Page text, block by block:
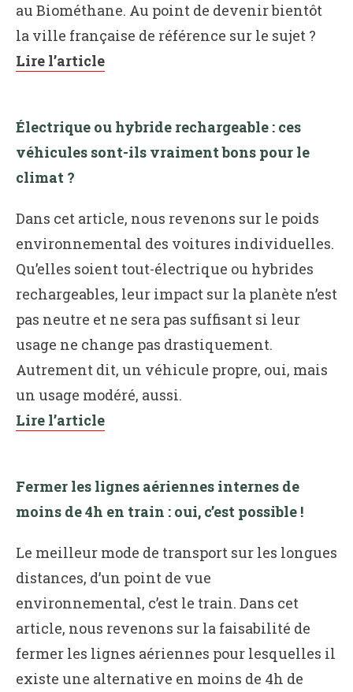
au Biométhane. Au point de devenir bientôt
la ville française de référence sur le sujet ?
Lire l’article
Électrique ou hybride rechargeable : ces
véhicules sont-ils vraiment bons pour le
climat ?
Dans cet article, nous revenons sur le poids
environnemental des voitures individuelles.
Qu’elles soient tout-électrique ou hybrides
rechargeables, leur impact sur la planète n’est
pas neutre et ne sera pas suffisant si leur
usage ne change pas drastiquement.
Autrement dit, un véhicule propre, oui, mais
un usage modéré, aussi.
Lire l’article
Fermer les lignes aériennes internes de
moins de 4h en train : oui, c’est possible !
Le meilleur mode de transport sur les longues
distances, d’un point de vue
environnemental, c’est le train. Dans cet
article, nous revenons sur la faisabilité de
fermer les lignes aériennes pour lesquelles il
existe une alternative en moins de 4h de